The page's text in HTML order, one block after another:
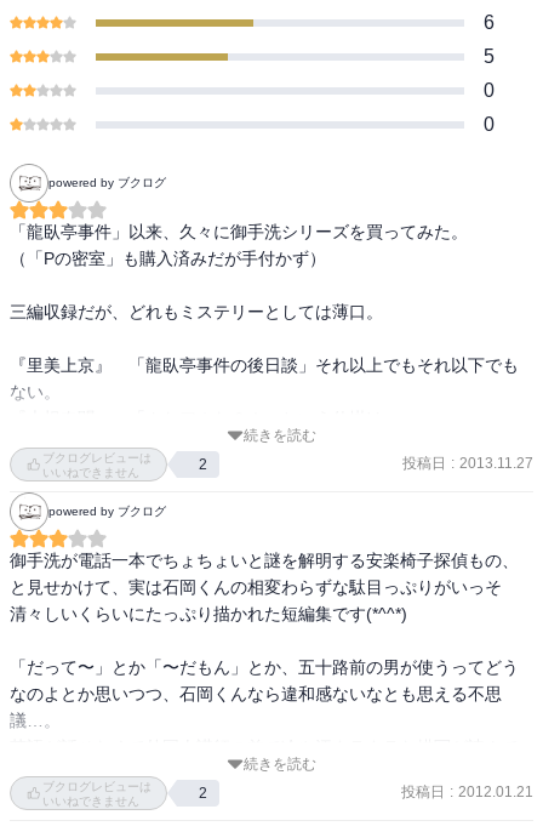
6
5
0
0
powered by ブクログ
「龍臥亭事件」以来、久々に御手洗シリーズを買ってみた。
（「Pの密室」も購入済みだが手付かず）
三編収録だが、どれもミステリーとしては薄口。
『里美上京』　「龍臥亭事件の後日談」それ以上でもそれ以下でも
ない。
『最後のディナー』　最悪の結末は回避されるが、寂しく哀しい作
品。
『最後のディナー』が一番御手洗シリーズらしい匂いを感じた。
横浜の何気ない風景や生活感の描写は流石としか言いようがない。
個人的には犬坊里美がどうにも苦手。
また、彼女に振り回される石岡君の情けなさと言ったら・・・
石岡君が出版した創作物と思えてならない。
続きを読む
ブクログレビューは
いいねできません
2 投稿日 : 2013.11.27
powered by ブクログ
御手洗が電話一本でちょちょいと謎を解明する安楽椅子探偵もの、
と見せかけて、実は石岡くんの相変わらずな駄目っぷりがいっそ
清々しいくらいにたっぷり描かれた短編集です(*^^*)
「だって〜」とか「〜だもん」とか、五十路前の男が使うってどう
なのよとか思いつつ、石岡くんなら違和感ないなとも思える不思
議…。
て居た堪れなくなるようなリアリティがありました(･･;)
クラス分けの部分は思わず笑ってしまうような、情けないけどほの
続きを読む
ブクログレビューは
いいねできません
2 投稿日 : 2012.01.21